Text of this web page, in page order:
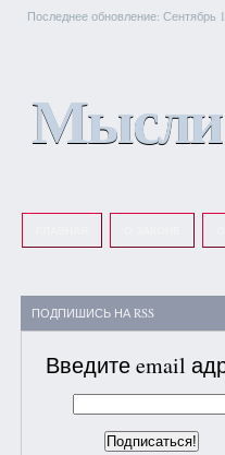
Последнее обновление: Сентябрь
Мысли
ПОДПИШИСЬ НА RSS
Введите email